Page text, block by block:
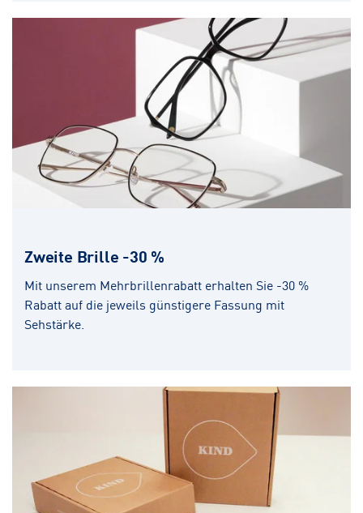
Zweite Brille -30 %
Mit unserem Mehrbrillenrabatt erhalten Sie -30 %
Rabatt auf die jeweils günstigere Fassung mit
Sehstärke.